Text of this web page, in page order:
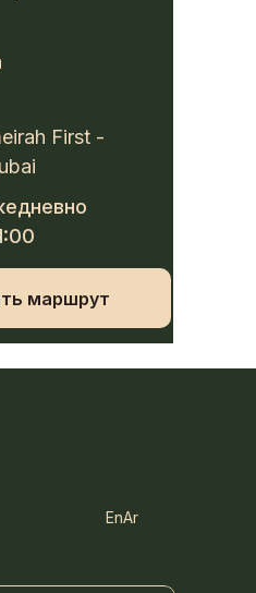
First -
маршрут
EnAr